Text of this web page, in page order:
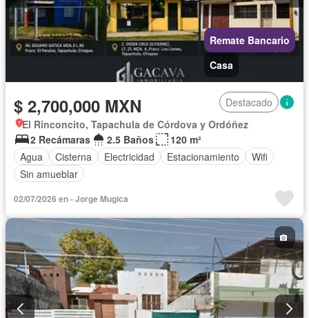
Remate Bancario
Casa
$ 2,700,000 MXN
Destacado
El Rinconcito, Tapachula de Córdova y Ordóñez
2 Recámaras
2.5 Baños
120 m²
Agua
Cisterna Electricidad Estacionamiento
Wifi
Sin amueblar
02/07/2026 en - Jorge Mugica